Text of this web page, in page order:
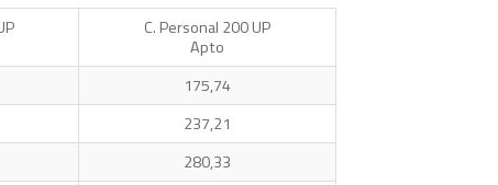
C. Personal 200 UP
Apto
175,74
237,21
280,33